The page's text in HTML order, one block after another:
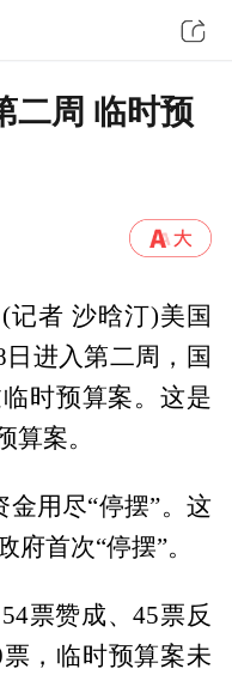
二周 临时预
记者 沙晗汀)美国
进入第二周，国
时预算案。这是
算案。
用尽“停摆”。这
府首次“停摆”。
票赞成、45票反
，临时预算案未